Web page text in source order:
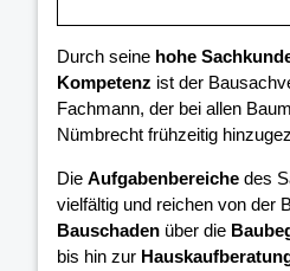
Durch seine hohe
Kompetenz ist der
Fachmann, der bei allen
Nümbrecht frühzeitig
Die Aufgabenbereiche des
vielfältig und reichen von der
Bauschaden über die
bis hin zur